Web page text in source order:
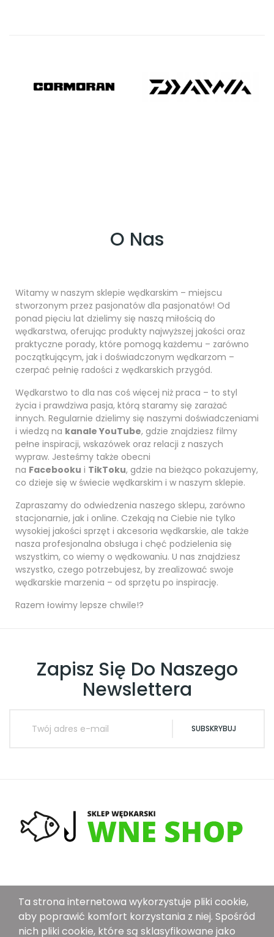
O Nas
Witamy w naszym sklepie wędkarskim – miejscu
stworzonym przez pasjonatów dla pasjonatów! Od
ponad pięciu lat dzielimy się naszą miłością do
wędkarstwa, oferując produkty najwyższej jakości oraz
praktyczne porady, które pomogą każdemu – zarówno
początkującym, jak i doświadczonym wędkarzom –
czerpać pełnię radości z wędkarskich przygód.
Wędkarstwo to dla nas coś więcej niż praca – to styl
życia i prawdziwa pasja, którą staramy się zarażać
innych. Regularnie dzielimy się naszymi doświadczeniami
i wiedzą na kanale YouTube, gdzie znajdziesz filmy
pełne inspiracji, wskazówek oraz relacji z naszych
wypraw. Jesteśmy także obecni
na Facebooku i TikToku, gdzie na bieżąco pokazujemy,
co dzieje się w świecie wędkarskim i w naszym sklepie.
Zapraszamy do odwiedzenia naszego sklepu, zarówno
stacjonarnie, jak i online. Czekają na Ciebie nie tylko
wysokiej jakości sprzęt i akcesoria wędkarskie, ale także
nasza profesjonalna obsługa i chęć podzielenia się
wszystkim, co wiemy o wędkowaniu. U nas znajdziesz
wszystko, czego potrzebujesz, by zrealizować swoje
wędkarskie marzenia – od sprzętu po inspirację.
Razem łowimy lepsze chwile!?
Zapisz Się Do Naszego
Newslettera
SUBSKRYBUJ
O Nas
Dostawa
Metoda Płatności
Ta strona internetowa wykorzystuje pliki cookie,
aby poprawić komfort korzystania z niej. Spośród
nich pliki cookie, które są sklasyfikowane jako